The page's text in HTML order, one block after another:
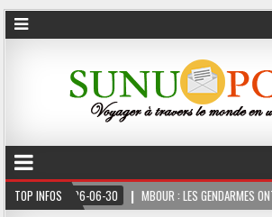
TOP INFOS
30 MBOUR : LES GENDARMES ONT SAISI 10 KG DE